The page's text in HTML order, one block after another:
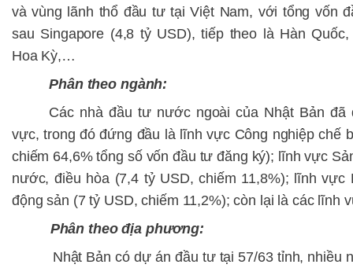
và vùng lãnh thổ đầu tư tại Việt Nam, với tổng vốn
sau Singapore (4,8 tỷ USD), tiếp theo là Hàn
Hoa Kỳ,…
Phân theo ngành:
Các nhà đầu tư nước ngoài của Nhật Bản
vực, trong đó đứng đầu là lĩnh vực Công nghiệp chế
chiếm 64,6% tổng số vốn đầu tư đăng ký); lĩnh vực
nước, điều hòa (7,4 tỷ USD, chiếm 11,8%); lĩnh vực
động sản (7 tỷ USD, chiếm 11,2%); còn lại là các lĩnh
Phân theo địa phương:
Nhật Bản có dự án đầu tư tại 57/63 tỉnh, nhiều